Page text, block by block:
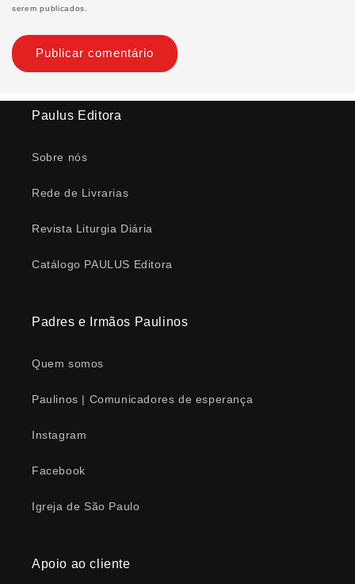
serem publicados.
Paulus Editora
Sobre nós
Rede de Livrarias
Revista Liturgia Diária
Catálogo PAULUS Editora
Padres e Irmãos Paulinos
Quem somos
Paulinos | Comunicadores de esperança
Instagram
Facebook
Igreja de São Paulo
Apoio ao cliente